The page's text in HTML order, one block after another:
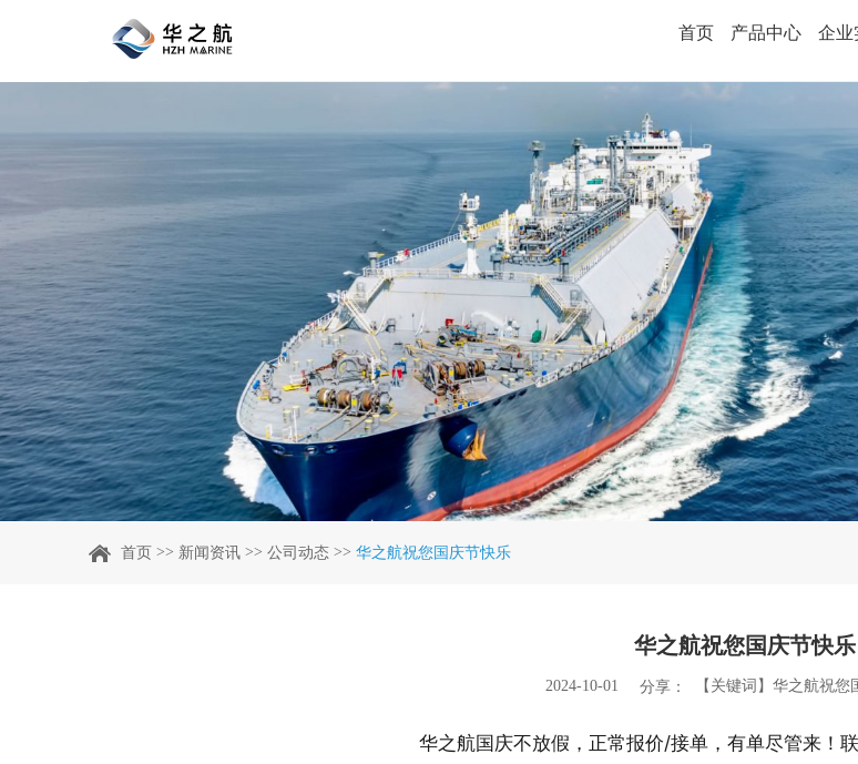
首页 产品中心 企业
首页 >> 新闻资讯 >> 公司动态 >> 华之航祝您国庆节快乐
华之航祝您国庆节快乐
2024-10-01 分享： 【关键词】华之航祝您
华之航国庆不放假，正常报价/接单，有单尽管来！